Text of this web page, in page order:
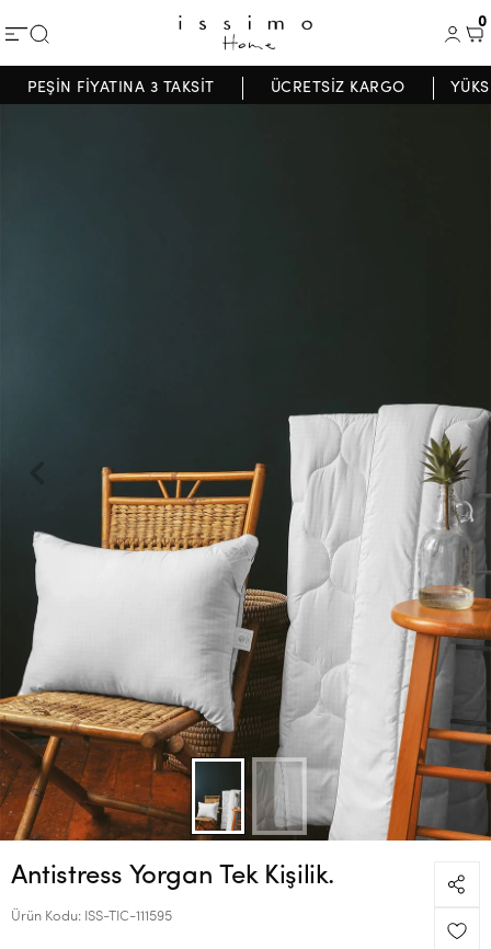
0
PEŞİN FİYATINA 3 TAKSİT ÜCRETSİZ KARGO
Antistress Yorgan Tek Kişilik.
Ürün Kodu: ISS-TIC-111595